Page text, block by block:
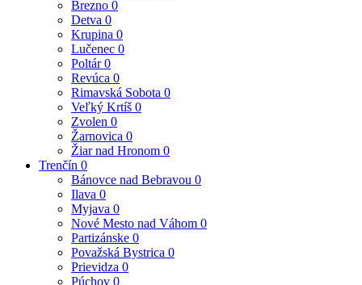
Brezno 0
Detva 0
Krupina 0
Lučenec 0
Poltár0
Revúca 0
Rimavská Sobota 0
Veľký Krtíš 0
Zvolen 0
Žarnovica 0
Žiar nad Hronom 0
Trenčín 0
Bánovce nad Bebravou 0
Ilava 0
Myjava 0
Nové Mesto nad Váhom 0
Partizánske 0
Považská Bystrica 0
Prievidza 0
Púchov 0